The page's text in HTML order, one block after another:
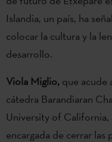
Islandia, un país, ha
colocar la cultura y la
desarrollo.
Viola Miglio, que acude
cátedra Barandiaran
University of California,
encargada de cerrar